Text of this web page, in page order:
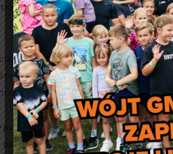
stosujących środki ochrony
ust i nosa w razie legitymowania
identyfikacji lub weryfikacji
czynności zawodowych.
zdejmowania maseczki
a następnie umyć ręce